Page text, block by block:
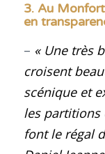
3. Au
en
– « Une très
croisent
scénique et
les partitions
font le régal